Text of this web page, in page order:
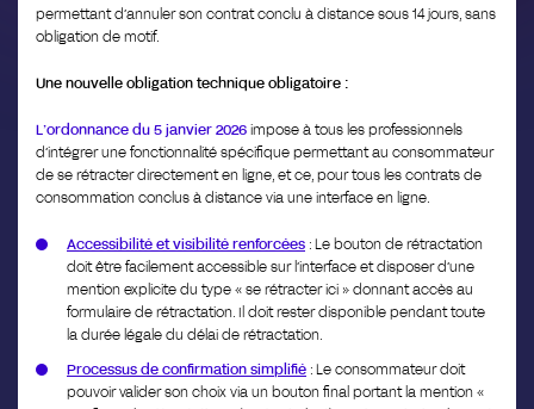
permettant d’annuler son contrat conclu à distance sous 14 jours, sans
obligation de motif.
Une nouvelle obligation technique obligatoire :
L’ordonnance du 5 janvier 2026 impose à tous les professionnels
d’intégrer une fonctionnalité spécifique permettant au consommateur
de se rétracter directement en ligne, et ce, pour tous les contrats de
consommation conclus à distance via une interface en ligne.
Accessibilité et visibilité renforcées : Le bouton de rétractation
doit être facilement accessible sur l’interface et disposer d’une
mention explicite du type « se rétracter ici » donnant accès au
formulaire de rétractation. Il doit rester disponible pendant toute
la durée légale du délai de rétractation.
Processus de confirmation simplifié : Le consommateur doit
pouvoir valider son choix via un bouton final portant la mention «